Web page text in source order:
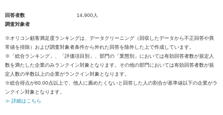
回答者数
14,900人
調査対象者
※オリコン顧客満足度ランキングは、データクリーニング（回収したデータから不正回答や異
常値を排除）および調査対象者条件から外れた回答を除外した上で作成しています。
※「総合ランキング」、「評価項目別」、部門の「業態別」においては有効回答者数が規定人
数を満たした企業のみランクイン対象となります。その他の部門においては有効回答者数が規
定人数の半数以上の企業がランクイン対象となります。
※総合得点が60.00点以上で、他人に薦めたくないと回答した人の割合が基準値以下の企業がラ
ンクイン対象となります。
≫ 詳細はこちら